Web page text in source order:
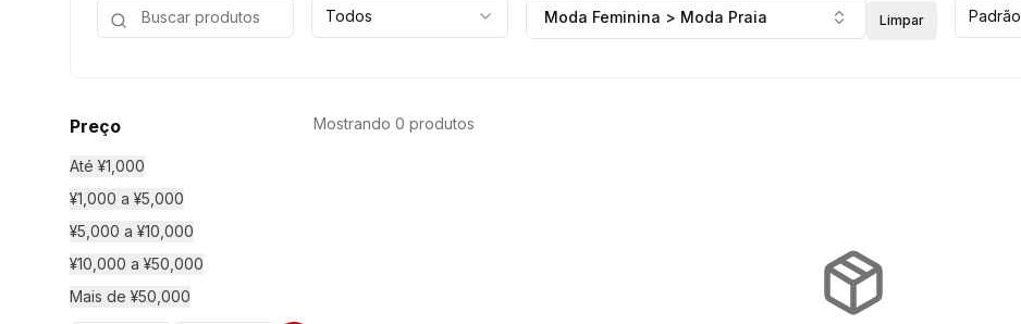
Todos Moda Feminina > Moda Praia Limpar Padrão
Preço
Até ¥1,000
¥1,000 a ¥5,000
¥5,000 a ¥10,000
¥10,000 a ¥50,000
Mais de ¥50,000
Mostrando 0 produtos